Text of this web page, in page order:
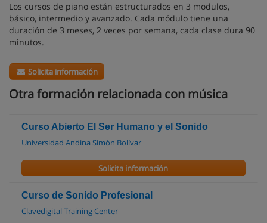
Los cursos de piano están estructurados en 3 modulos,
básico, intermedio y avanzado. Cada módulo tiene una
duración de 3 meses, 2 veces por semana, cada clase dura 90
minutos.
Solicita información
Otra formación relacionada con música
Curso Abierto El Ser Humano y el Sonido
Universidad Andina Simón Bolívar
Solicita información
Curso de Sonido Profesional
Clavedigital Training Center